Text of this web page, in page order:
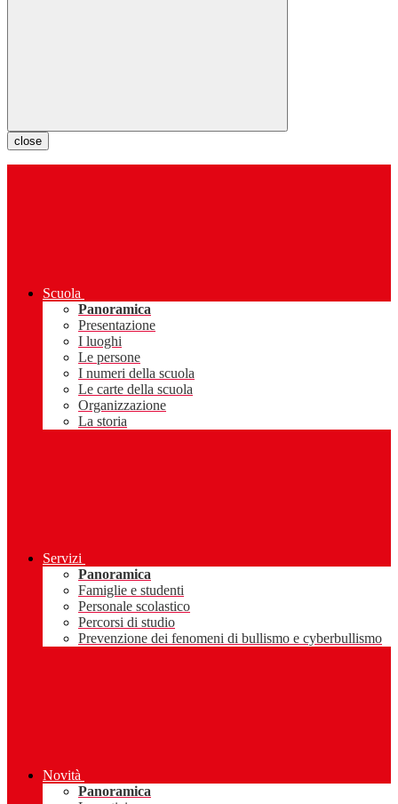
close
Scuola
Panoramica
Presentazione
I luoghi
Le persone
I numeri della scuola
Le carte della scuola
Organizzazione
La storia
Servizi
Panoramica
Famiglie e studenti
Personale scolastico
Percorsi di studio
Prevenzione dei fenomeni di bullismo e cyberbullismo
Novità
Panoramica